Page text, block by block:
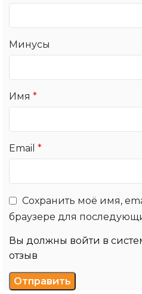
Минусы
Имя *
Email *
Сохранить моё имя,
браузере для
Вы должны войти в
отзыв